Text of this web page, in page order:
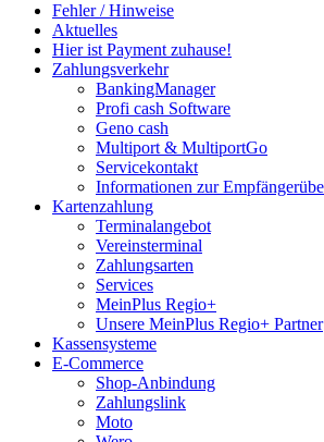
Fehler / Hinweise
Aktuelles
Hier ist Payment zuhause!
Zahlungsverkehr
BankingManager
Profi cash Software
Geno cash
Multiport & MultiportGo
Servicekontakt
Informationen zur
Kartenzahlung
Terminalangebot
Vereinsterminal
Zahlungsarten
Services
MeinPlus Regio+
Unsere MeinPlus Regio+ Partner
Kassensysteme
E-Commerce
Shop-Anbindung
Zahlungslink
Moto